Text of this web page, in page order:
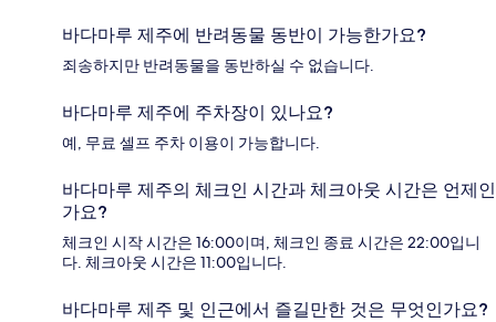
바다마루 제주에 반려동물 동반이 가능한가요?
죄송하지만 반려동물을 동반하실 수 없습니다.
바다마루 제주에 주차장이 있나요?
예, 무료 셀프 주차 이용이 가능합니다.
바다마루 제주의 체크인 시간과 체크아웃 시간은 언제인
가요?
체크인 시작 시간은 16:00이며, 체크인 종료 시간은 22:00입니
다. 체크아웃 시간은 11:00입니다.
바다마루 제주 및 인근에서 즐길만한 것은 무엇인가요?